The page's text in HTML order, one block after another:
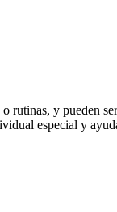
y pueden
especial y